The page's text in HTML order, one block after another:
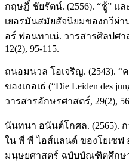
กฤษฎิ์ ชัยรัตน์. (2556). “ชู้”
เยอรมันสมัยสัจนิยมของกวีผ่
อร์ ฟอนทาเน่. วารสารศิลปศ
12(2), 95-115.
ถนอมนวล โอเจริญ. (2543).
ของเกอเธ่ (“Die Leiden des
วารสารอักษรศาสตร์, 29(2),
นันทนา อนันต์โกศล. (2565).
ใน พี พี ไอส์แลนด์ ของโยเซฟ
มนุษยศาสตร์ ฉบับบัณฑิตศึกษ